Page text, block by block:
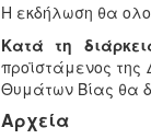
Η εκδήλωση θα
Κατά τη
προϊστάμενος της
Θυμάτων Βίας θα
Αρχεία